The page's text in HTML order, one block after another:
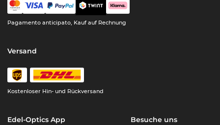
Pagamento anticipato, Kauf auf Rechnung
Versand
Kostenloser Hin- und Rückversand
Edel-Optics App Besuche uns